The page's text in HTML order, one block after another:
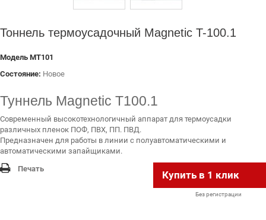
Тоннель термоусадочный Magnetic T-100.1
Модель MT101
Состояние: Новое
Туннель Magnetic Т100.1
Современный высокотехнологичный аппарат для термоусадки
различных пленок ПОФ, ПВХ, ПП. ПВД.
Предназначен для работы в линии с полуавтоматическими и
автоматическими запайщиками.
Купить в 1 клик
Без регистрации
Печать